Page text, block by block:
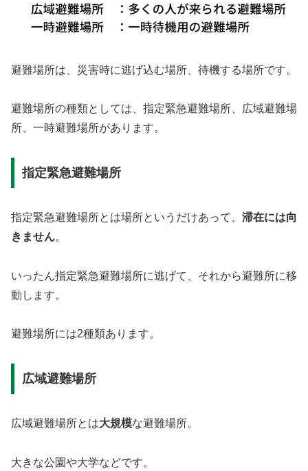
避難場所は、災害時に逃げ込む場所、待機する場所です。
避難場所の種類としては、指定緊急避難場所、広域避難場
所、一時避難場所があります。
指定緊急避難場所
指定緊急避難場所とは場所というだけあって、 滞在には向
きません。
いったん指定緊急避難場所に逃げて、それから避難所に移
動します。
避難場所には2種類あります。
広域避難場所
広域避難場所とは大規模な避難場所。
大きな公園や大学などです。